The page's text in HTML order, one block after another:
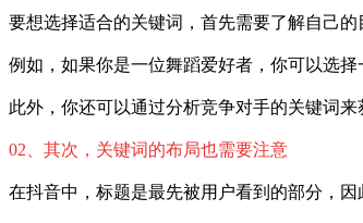
要想选择适合的关键词，首先需要了解自己的
例如，如果你是一位舞蹈爱好者，你可以选择
此外，你还可以通过分析竞争对手的关键词
02、其次，关键词的布局也需要注意
在抖音中，标题是最先被用户看到的部分，因